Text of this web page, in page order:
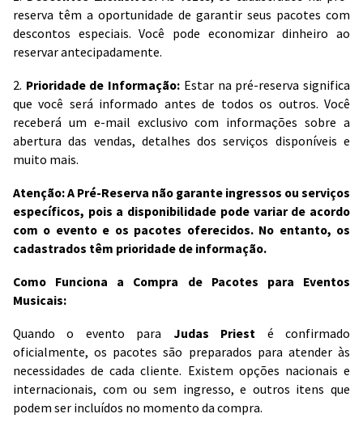
reserva têm a oportunidade de garantir seus pacotes com
descontos especiais. Você pode economizar dinheiro ao
reservar antecipadamente.
2. Prioridade de Informação: Estar na pré-reserva significa
que você será informado antes de todos os outros. Você
receberá um e-mail exclusivo com informações sobre a
abertura das vendas, detalhes dos serviços disponíveis e
muito mais.
Atenção: A Pré-Reserva não garante ingressos ou serviços
específicos, pois a disponibilidade pode variar de acordo
com o evento e os pacotes oferecidos. No entanto, os
cadastrados têm prioridade de informação.
Como Funciona a Compra de Pacotes para Eventos
Musicais:
Quando o evento para Judas Priest é confirmado
oficialmente, os pacotes são preparados para atender às
necessidades de cada cliente. Existem opções nacionais e
internacionais, com ou sem ingresso, e outros itens que
podem ser incluídos no momento da compra.